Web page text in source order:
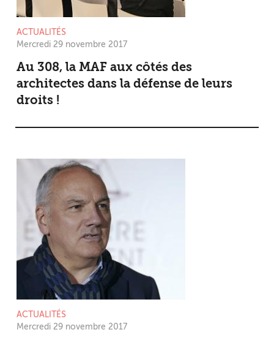
ACTUALITÉS
Mercredi 29 novembre 2017
Au 308, la MAF aux côtés des
architectes dans la défense de leurs
droits !
ACTUALITÉS
Mercredi 29 novembre 2017